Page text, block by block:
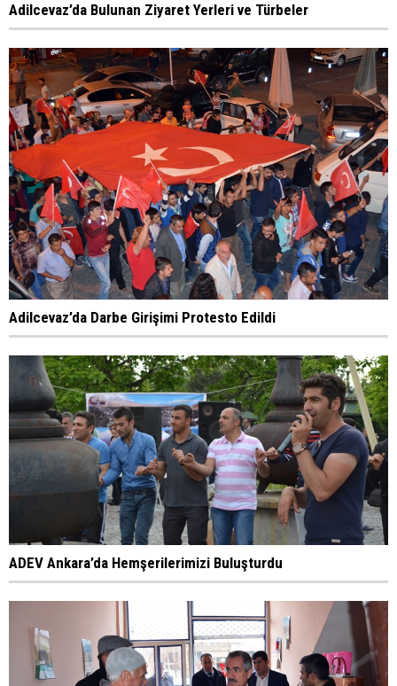
Adilcevaz’da Bulunan Ziyaret Yerleri ve Türbeler
Adilcevaz’da Darbe Girişimi Protesto Edildi
ADEV Ankara’da Hemşerilerimizi Buluşturdu